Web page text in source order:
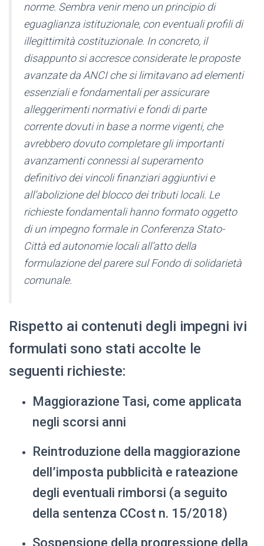
norme. Sembra venir meno un principio di
eguaglianza istituzionale, con eventuali profili di
illegittimità costituzionale. In concreto, il
disappunto si accresce considerate le proposte
avanzate da ANCI che si limitavano ad elementi
essenziali e fondamentali per assicurare
alleggerimenti normativi e fondi di parte
corrente dovuti in base a norme vigenti, che
avrebbero dovuto completare gli importanti
avanzamenti connessi al superamento
definitivo dei vincoli finanziari aggiuntivi e
all’abolizione del blocco dei tributi locali. Le
richieste fondamentali hanno formato oggetto
di un impegno formale in Conferenza Stato-
Città ed autonomie locali all’atto della
formulazione del parere sul Fondo di solidarietà
comunale.
Rispetto ai contenuti degli impegni ivi
formulati sono stati accolte le
seguenti richieste:
Maggiorazione Tasi, come applicata
negli scorsi anni
Reintroduzione della maggiorazione
dell’imposta pubblicità e rateazione
degli eventuali rimborsi (a seguito
della sentenza CCost n. 15/2018)
Sospensione della progressione della